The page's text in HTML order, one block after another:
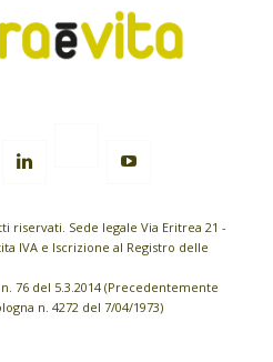
riservati. Sede legale Via Eritrea 21 -
IVA e Iscrizione al Registro delle
76 del 5.3.2014 (Precedentemente
n. 4272 del 7/04/1973)